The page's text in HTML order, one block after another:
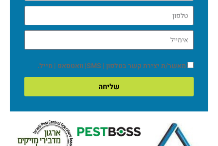
מאשר/ת יצירת קשר בטלפון | SMS| וואטסאפ | מייל.
שליחה